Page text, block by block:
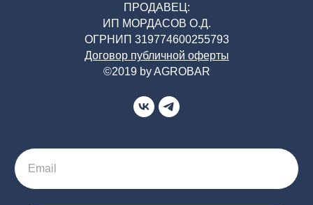
ПРОДАВЕЦ:
ИП МОРДАСОВ О.Д.
ОГРНИП 319774600255793
Договор публичной оферты
©2019 by AGROBAR
Email